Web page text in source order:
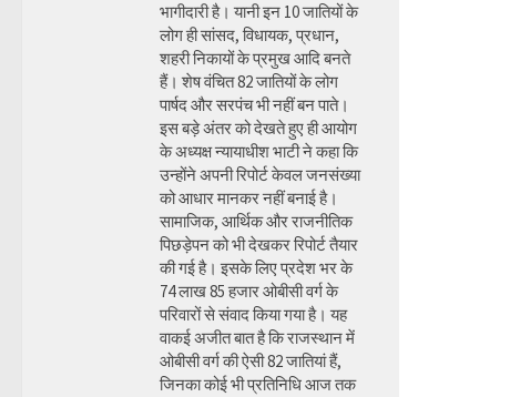
भागीदारी है। यानी इन 10 जातियों के
लोग ही सांसद, विधायक, प्रधान,
शहरी निकायों के प्रमुख आदि बनते
हैं। शेष वंचित 82 जातियों के लोग
पार्षद और सरपंच भी नहीं बन पाते।
इस बड़े अंतर को देखते हुए ही आयोग
के अध्यक्ष न्यायाधीश भाटी ने कहा कि
उन्होंने अपनी रिपोर्ट केवल जनसंख्या
को आधार मानकर नहीं बनाई है।
सामाजिक, आर्थिक और राजनीतिक
पिछड़ेपन को भी देखकर रिपोर्ट तैयार
की गई है। इसके लिए प्रदेश भर के
74 लाख 85 हजार ओबीसी वर्ग के
परिवारों से संवाद किया गया है। यह
वाकई अजीत बात है कि राजस्थान में
ओबीसी वर्ग की ऐसी 82 जातियां हैं,
जिनका कोई भी प्रतिनिधि आज तक